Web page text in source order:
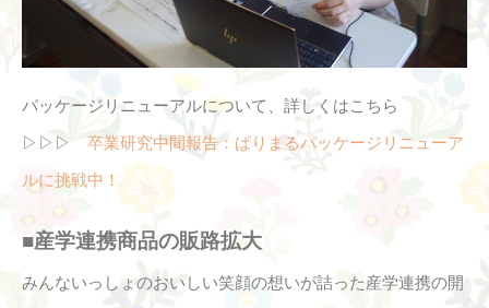
パッケージリニューアルについて、詳しくはこちら
▷▷▷ 卒業研究中間報告：ぱりまるパッケージリニューア
ルに挑戦中！
■産学連携商品の販路拡大
みんないっしょのおいしい笑顔の想いが詰った産学連携の開